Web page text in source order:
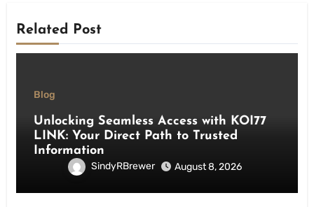
Related Post
Blog
Unlocking Seamless Access with KOI77
LINK: Your Direct Path to Trusted
Information
SindyRBrewer August 8, 2026